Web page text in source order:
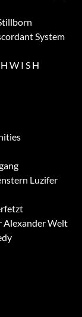
System
W I S H
Luzifer
Alexander Welt